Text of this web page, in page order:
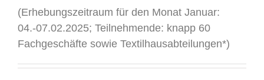
(Erhebungszeitraum für den Monat Januar:
04.-07.02.2025; Teilnehmende: knapp 60
Fachgeschäfte sowie Textilhausabteilungen*)